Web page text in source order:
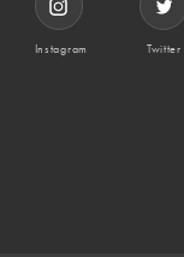
Instagram Twitter